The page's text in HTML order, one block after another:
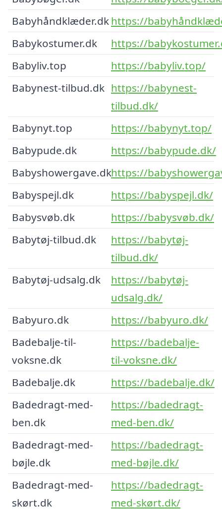
Babyhåndklæder.dkhttps://
Babykostumer.dk
https://
Babyliv.top
https://babyliv.top/
Babynest-tilbud.dk https://babynest-
tilbud.dk/
Babynyt.top
https://babynyt.top/
Babypude.dk
https://babypude.dk/
Babyshowergave.dkhttps://
Babyspejl.dk
https://babyspejl.dk/
Babysvøb.dk
https://babysvøb.dk/
Babytøj-tilbud.dk
https://babytøj-
tilbud.dk/
Babytøj-udsalg.dk
https://babytøj-
udsalg.dk/
Babyuro.dk
https://babyuro.dk/
Badebalje-til-
voksne.dk
https://badebalje-
til-voksne.dk/
Badebalje.dk
https://badebalje.dk/
Badedragt-med-
ben.dk
https://badedragt-
med-ben.dk/
Badedragt-med-
bøjle.dk
https://badedragt-
med-bøjle.dk/
Badedragt-med-
skørt.dk
https://badedragt-
med-skørt.dk/